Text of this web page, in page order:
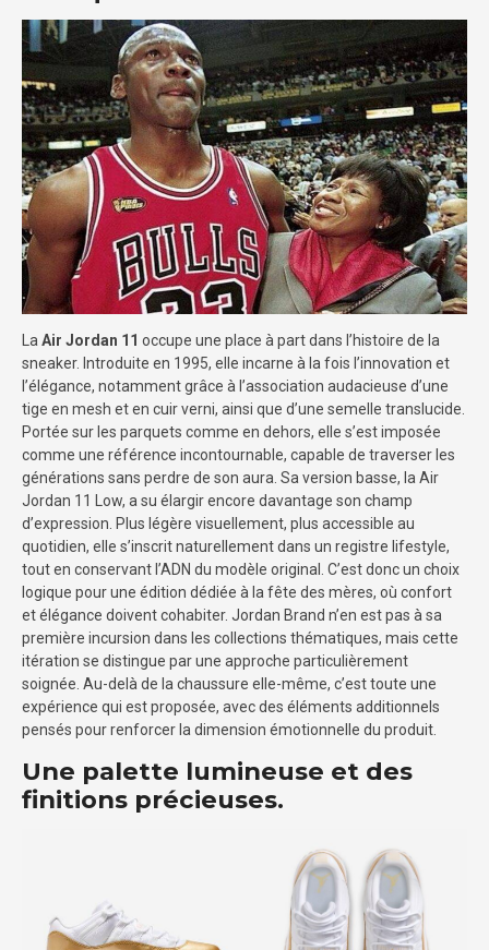
LaAir Jordan 11 occupe une place à part dans l’histoire de la
sneaker. Introduite en 1995, elle incarne à la fois l’innovation et
l’élégance, notamment grâce à l’association audacieuse d’une
tige en mesh et en cuir verni, ainsi que d’une semelle translucide.
Portée sur les parquets comme en dehors, elle s’est imposée
comme une référence incontournable, capable de traverser les
générations sans perdre de son aura. Sa version basse, la Air
Jordan 11 Low, a su élargir encore davantage son champ
d’expression. Plus légère visuellement, plus accessible au
quotidien, elle s’inscrit naturellement dans un registre lifestyle,
tout en conservant l’ADN du modèle original. C’est donc un choix
logique pour une édition dédiée à la fête des mères, où confort
et élégance doivent cohabiter. Jordan Brand n’en est pas à sa
première incursion dans les collections thématiques, mais cette
itération se distingue par une approche particulièrement
soignée. Au-delà de la chaussure elle-même, c’est toute une
expérience qui est proposée, avec des éléments additionnels
pensés pour renforcer la dimension émotionnelle du produit.
Une palette lumineuse et des
finitions précieuses.